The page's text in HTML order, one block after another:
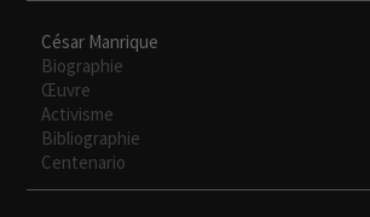
César Manrique
Biographie
Œuvre
Activisme
Bibliographie
Centenario